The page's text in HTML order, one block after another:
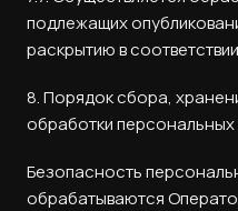
подлежащих
раскрытию в
8. Порядок сбора,
обработки
Безопасность
обрабатываются